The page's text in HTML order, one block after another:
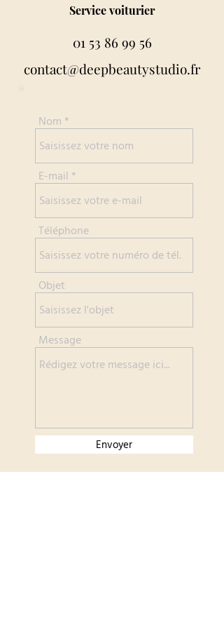
Service voiturier
01 53 86 99 56
contact@deepbeautystudio.fr
Nom
E-mail
Téléphone
Objet
Message
Envoyer